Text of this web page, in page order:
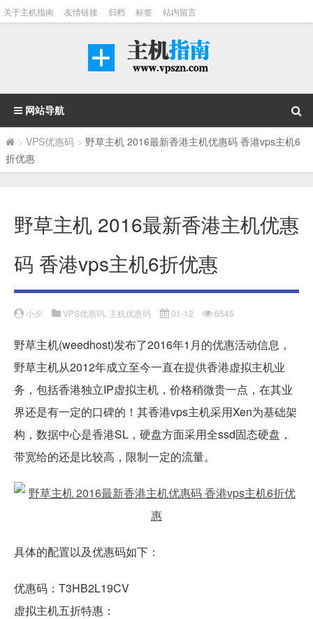
关于主机指南 友情链接 归档 标签 站内留言
网站导航
> VPS优惠码 > 野草主机 2016最新香港主机优惠码 香港vps主机6
折优惠
野草主机 2016最新香港主机优惠
码 香港vps主机6折优惠
小夕 VPS优惠码 主机优惠码 01-12 6545
野草主机(weedhost)发布了2016年1月的优惠活动信息，
野草主机从2012年成立至今一直在提供香港虚拟主机业
务，包括香港独立IP虚拟主机，价格稍微贵一点，在其业
界还是有一定的口碑的！其香港vps主机采用Xen为基础架
构，数据中心是香港SL，硬盘方面采用全ssd固态硬盘，
带宽给的还是比较高，限制一定的流量。
具体的配置以及优惠码如下：
优惠码：T3HB2L19CV
虚拟主机五折特惠：